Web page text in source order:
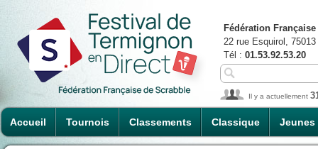
Accueil Tournois Classements Classique Jeunes
Fédération
22 rue Esquirol,
Tél : 01.53.92.53.20
Il y a actuellement